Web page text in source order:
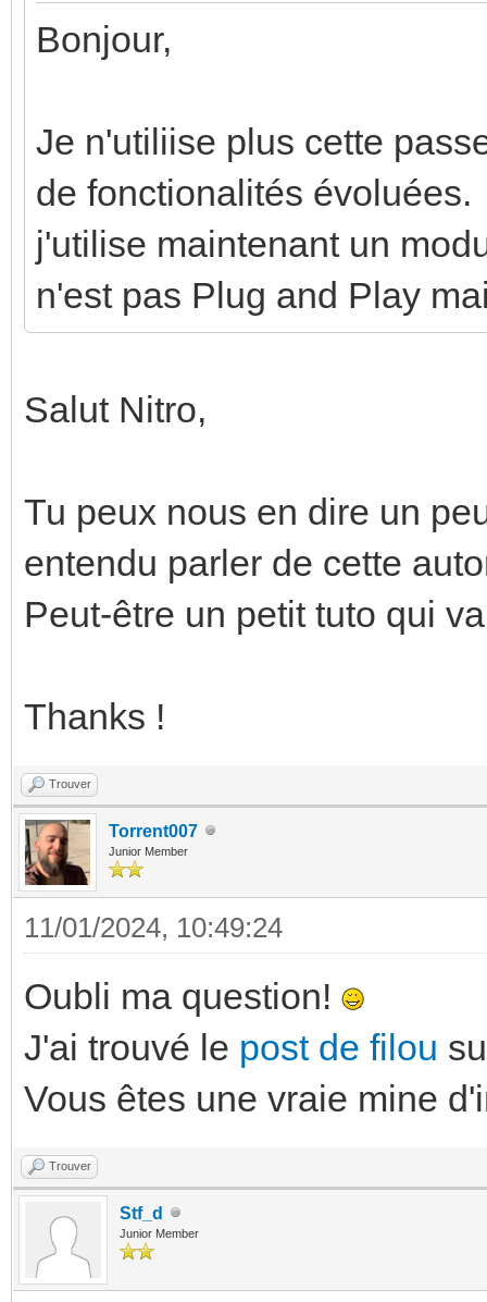
Bonjour,
Je n'utiliise plus cette
de fonctionalités évoluées.
j'utilise maintenant un
n'est pas Plug and Play
Salut Nitro,
Tu peux nous en dire un
entendu parler de cette
Peut-être un petit tuto qui
Thanks !
Trouver
Torrent007
Junior Member
11/01/2024, 10:49:24
Oubli ma question!
J'ai trouvé le post de filou
Vous êtes une vraie mine
Trouver
Stf_d
Junior Member